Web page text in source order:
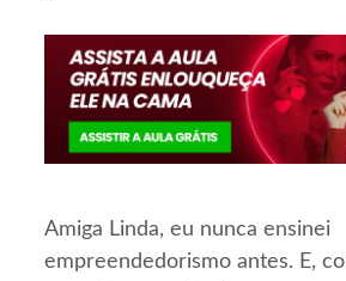
Amiga Linda, eu nunca ensinei
empreendedorismo antes. E,